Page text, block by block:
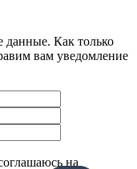
данные. Как только
вам уведомление
на